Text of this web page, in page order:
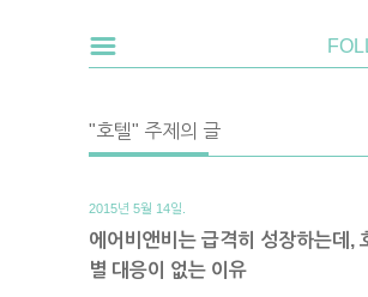
"호텔" 주제의 글
2015년 5월 14일.
에어비앤비는 급격히 성장하는데,
별 대응이 없는 이유